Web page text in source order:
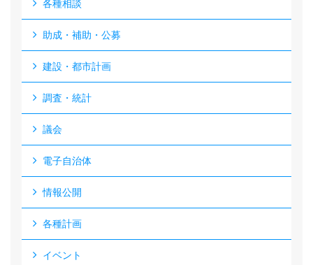
各種相談
助成・補助・公募
建設・都市計画
調査・統計
議会
電子自治体
情報公開
各種計画
イベント